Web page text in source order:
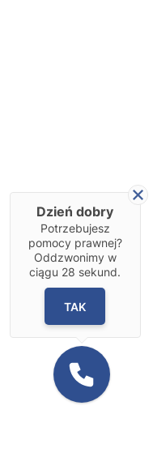
Dzień dobry
Potrzebujesz
pomocy prawnej?
Oddzwonimy w
ciągu 28 sekund.
TAK